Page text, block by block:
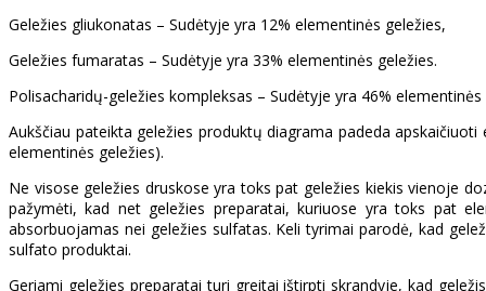
Geležies gliukonatas – Sudėtyje yra 12% elementinės geležies,
Geležies fumaratas – Sudėtyje yra 33% elementinės geležies.
Polisacharidų-geležies kompleksas – Sudėtyje yra 46% elementinės
Aukščiau pateikta geležies produktų diagrama padeda
elementinės geležies).
Ne visose geležies druskose yra toks pat geležies kiekis vienoje
pažymėti, kad net geležies preparatai, kuriuose yra toks pat
absorbuojamas nei geležies sulfatas. Keli tyrimai parodė, kad
sulfato produktai.
Geriami geležies preparatai turi greitai ištirpti skrandyje, kad